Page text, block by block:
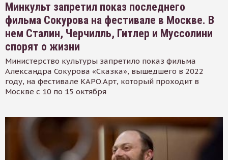
Минкульт запретил показ последнего
фильма Сокурова на фестивале в Москве. В
нем Сталин, Черчилль, Гитлер и Муссолини
спорят о жизни
Министерство культуры запретило показ фильма
Александра Сокурова «Сказка», вышедшего в 2022
году, на фестивале КАРО.Арт, который проходит в
Москве с 10 по 15 октября